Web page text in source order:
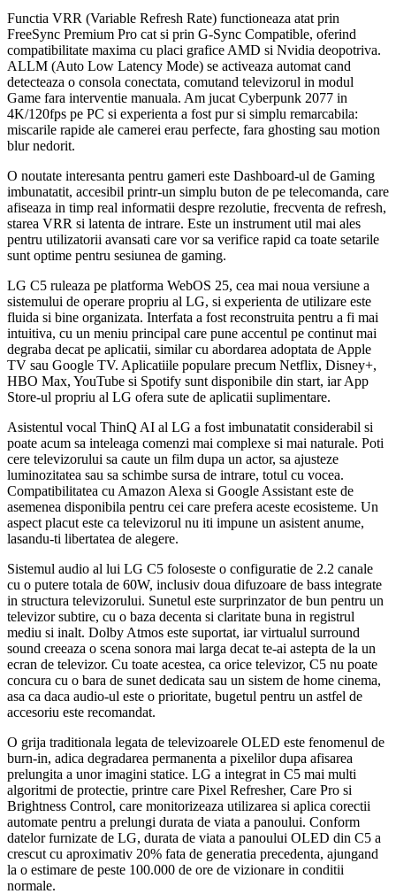
Functia VRR (Variable Refresh Rate) functioneaza atat prin
FreeSync Premium Pro cat si prin G-Sync Compatible, oferind
compatibilitate maxima cu placi grafice AMD si Nvidia deopotriva.
ALLM (Auto Low Latency Mode) se activeaza automat cand
detecteaza o consola conectata, comutand televizorul in modul
Game fara interventie manuala. Am jucat Cyberpunk 2077 in
4K/120fps pe PC si experienta a fost pur si simplu remarcabila:
miscarile rapide ale camerei erau perfecte, fara ghosting sau motion
blur nedorit.
O noutate interesanta pentru gameri este Dashboard-ul de Gaming
imbunatatit, accesibil printr-un simplu buton de pe telecomanda, care
afiseaza in timp real informatii despre rezolutie, frecventa de refresh,
starea VRR si latenta de intrare. Este un instrument util mai ales
pentru utilizatorii avansati care vor sa verifice rapid ca toate setarile
sunt optime pentru sesiunea de gaming.
LG C5 ruleaza pe platforma WebOS 25, cea mai noua versiune a
sistemului de operare propriu al LG, si experienta de utilizare este
fluida si bine organizata. Interfata a fost reconstruita pentru a fi mai
intuitiva, cu un meniu principal care pune accentul pe continut mai
degraba decat pe aplicatii, similar cu abordarea adoptata de Apple
TV sau Google TV. Aplicatiile populare precum Netflix, Disney+,
HBO Max, YouTube si Spotify sunt disponibile din start, iar App
Store-ul propriu al LG ofera sute de aplicatii suplimentare.
Asistentul vocal ThinQ AI al LG a fost imbunatatit considerabil si
poate acum sa inteleaga comenzi mai complexe si mai naturale. Poti
cere televizorului sa caute un film dupa un actor, sa ajusteze
luminozitatea sau sa schimbe sursa de intrare, totul cu vocea.
Compatibilitatea cu Amazon Alexa si Google Assistant este de
asemenea disponibila pentru cei care prefera aceste ecosisteme. Un
aspect placut este ca televizorul nu iti impune un asistent anume,
lasandu-ti libertatea de alegere.
Sistemul audio al lui LG C5 foloseste o configuratie de 2.2 canale
cu o putere totala de 60W, inclusiv doua difuzoare de bass integrate
in structura televizorului. Sunetul este surprinzator de bun pentru un
televizor subtire, cu o baza decenta si claritate buna in registrul
mediu si inalt. Dolby Atmos este suportat, iar virtualul surround
sound creeaza o scena sonora mai larga decat te-ai astepta de la un
ecran de televizor. Cu toate acestea, ca orice televizor, C5 nu poate
concura cu o bara de sunet dedicata sau un sistem de home cinema,
asa ca daca audio-ul este o prioritate, bugetul pentru un astfel de
accesoriu este recomandat.
O grija traditionala legata de televizoarele OLED este fenomenul de
burn-in, adica degradarea permanenta a pixelilor dupa afisarea
prelungita a unor imagini statice. LG a integrat in C5 mai multi
algoritmi de protectie, printre care Pixel Refresher, Care Pro si
Brightness Control, care monitorizeaza utilizarea si aplica corectii
automate pentru a prelungi durata de viata a panoului. Conform
datelor furnizate de LG, durata de viata a panoului OLED din C5 a
crescut cu aproximativ 20% fata de generatia precedenta, ajungand
la o estimare de peste 100.000 de ore de vizionare in conditii
normale.